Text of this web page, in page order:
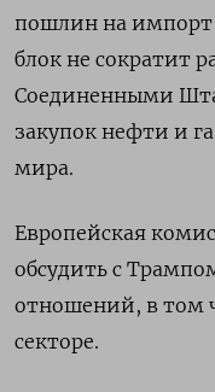
пошлин на импорт
блок не сократит
Соединенными
закупок нефти и
мира.
Европейская
обсудить с
отношений, в том
секторе.